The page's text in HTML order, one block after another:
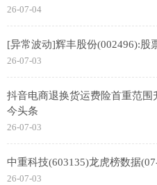
26-07-04
[异常波动]辉丰股份(002496):股
26-07-03
抖音电商退换货运费险首重范
今头条
26-07-03
中重科技(603135)龙虎榜数据
26-07-03